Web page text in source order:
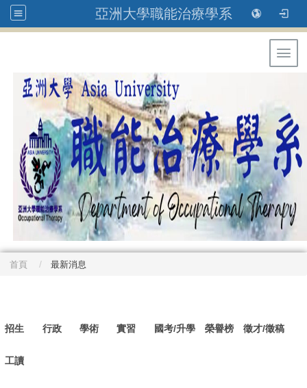
亞洲大學職能治療學系
首頁 最新消息
招生 行政 學術 實習 國考/升學 榮譽榜 徵才/徵稿
工讀